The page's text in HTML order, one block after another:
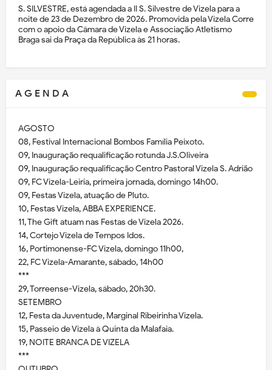
S. SILVESTRE, está agendada a II S. Silvestre de Vizela para a
noite de 23 de Dezembro de 2026. Promovida pela Vizela Corre
com o apoio da Câmara de Vizela e Associação Atletismo
Braga sai da Praça da República às 21 horas.
A G E N D A
AGOSTO
08, Festival Internacional Bombos Família Peixoto.
09, Inauguração requalificação rotunda J.S.Oliveira
09, Inauguração requalificação Centro Pastoral Vizela S. Adrião
09, FC Vizela-Leiria, primeira jornada, domingo 14h00.
09, Festas Vizela, atuação de Pluto.
10, Festas Vizela, ABBA EXPERIENCE.
11, The Gift atuam nas Festas de Vizela 2026.
14, Cortejo Vizela de Tempos Idos.
16, Portimonense-FC Vizela, domingo 11h00,
22, FC Vizela-Amarante, sábado, 14h00
***
29, Torreense-Vizela, sábado, 20h30.
SETEMBRO
12, Festa da Juventude, Marginal Ribeirinha Vizela.
15, Passeio de Vizela à Quinta da Malafaia.
19, NOITE BRANCA DE VIZELA
***